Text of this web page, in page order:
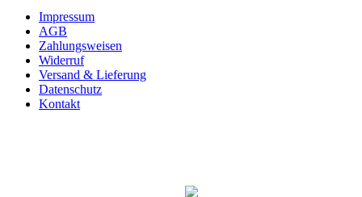
Impressum
AGB
Zahlungsweisen
Widerruf
Versand & Lieferung
Datenschutz
Kontakt